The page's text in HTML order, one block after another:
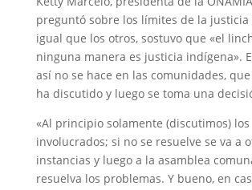
preguntó sobre los límites de la justicia
igual que los otros, sostuvo que «el
ninguna manera es justicia indígena».
así no se hace en las comunidades,
ha discutido y luego se toma una
«Al principio solamente (discutimos) los
involucrados; si no se resuelve se va a
instancias y luego a la asamblea
resuelva los problemas. Y bueno, en